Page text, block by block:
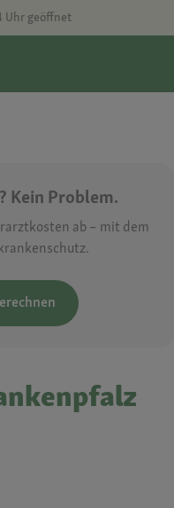
Uhr geöffnet
Kein Problem.
ab – mit dem